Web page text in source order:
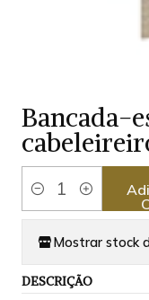
Bancada-
Quantidade
Mostrar stock
DESCRIÇÃO